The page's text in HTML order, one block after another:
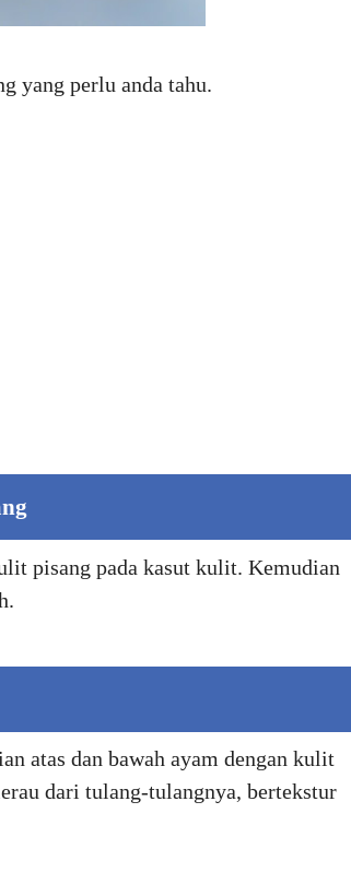
yang perlu anda tahu.
pisang pada kasut kulit. Kemudian
atas dan bawah ayam dengan kulit
dari tulang-tulangnya, bertekstur